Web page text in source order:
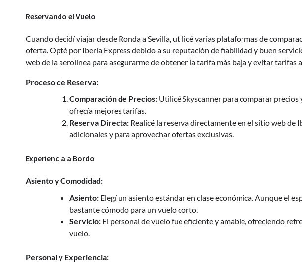
Reservando el Vuelo
Cuando decidí viajar desde Ronda a Sevilla, utilicé varias plataformas de
oferta. Opté por Iberia Express debido a su reputación de fiabilidad y buen
web de la aerolínea para asegurarme de obtener la tarifa más baja y evitar tarifas
Proceso de Reserva:
Comparación de Precios: Utilicé Skyscanner para comparar
ofrecía mejores tarifas.
Reserva Directa: Realicé la reserva directamente en el sitio web de
adicionales y para aprovechar ofertas exclusivas.
Experiencia a Bordo
Asiento y Comodidad:
Asiento: Elegí un asiento estándar en clase económica. Aunque el
bastante cómodo para un vuelo corto.
Servicio: El personal de vuelo fue eficiente y amable, ofreciendo
vuelo.
Personal y Experiencia: